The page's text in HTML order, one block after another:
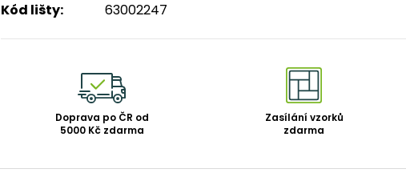
Kód lišty: 63002247
Doprava po ČR od
5000 Kč zdarma
Zasílání vzorků
zdarma